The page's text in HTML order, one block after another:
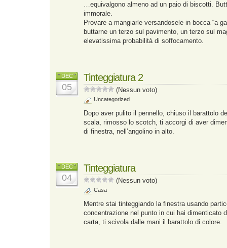
…equivalgono almeno ad un paio di biscotti.
immorale.
Provare a mangiarle versandosele in bocca “a
buttarne un terzo sul pavimento, un terzo sul
elevatissima probabilità di soffocamento.
DEC
05
Tinteggiatura 2
(Nessun voto)
Uncategorized
Dopo aver pulito il pennello, chiuso il barattolo
scala, rimosso lo scotch, ti accorgi di aver
di finestra, nell’angolino in alto.
DEC
04
Tinteggiatura
(Nessun voto)
Casa
Mentre stai tinteggiando la finestra usando
concentrazione nel punto in cui hai dimenticato
carta, ti scivola dalle mani il barattolo di colore.